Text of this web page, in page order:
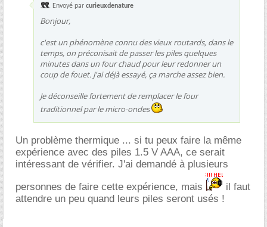
Envoyé par curieuxdenature
Bonjour,
c'est un phénomène connu des vieux routards, dans le
temps, on préconisait de passer les piles quelques
minutes dans un four chaud pour leur redonner un
coup de fouet. J'ai déjà essayé, ça marche assez bien.
Je déconseille fortement de remplacer le four
traditionnel par le micro-ondes
Un problème thermique ... si tu peux faire la même
expérience avec des piles 1.5 V AAA, ce serait
intéressant de vérifier. J'ai demandé à plusieurs
personnes de faire cette expérience, mais
il faut
attendre un peu quand leurs piles seront usés !